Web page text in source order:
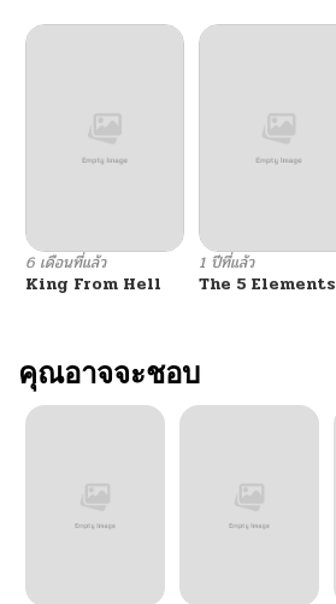
6 เดือนที่แล้ว
King From Hell
1 ปีที่แล้ว
The 5 Elements
คุณอาจจะชอบ